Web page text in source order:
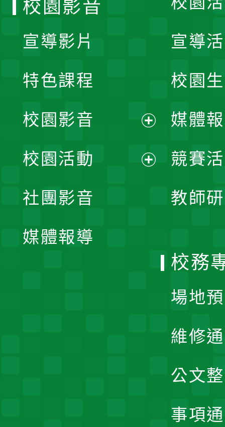
宣導
校園
媒體
競賽
教師
校園影音
宣導影片
特色課程
校園影音
開
校園活動
社團影音
媒體報導
校務
場地
維修
公文
事項